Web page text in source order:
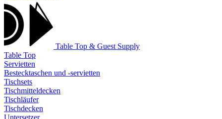
Table Top & Guest Supply
Table Top
Servietten
Bestecktaschen und -servietten
Tischsets
Tischmitteldecken
Tischläufer
Tischdecken